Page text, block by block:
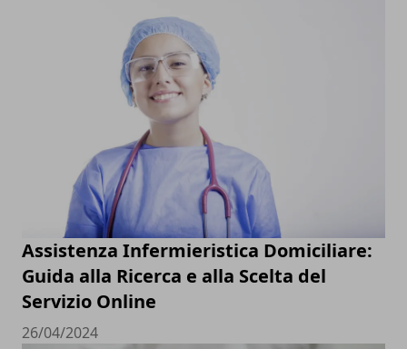
Assistenza Infermieristica Domiciliare:
Guida alla Ricerca e alla Scelta del
Servizio Online
26/04/2024